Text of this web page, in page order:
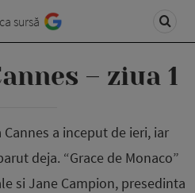
sursă
– ziua 1
a inceput de ieri, iar
deja. “Grace de Monaco”
si Jane Campion, presedinta